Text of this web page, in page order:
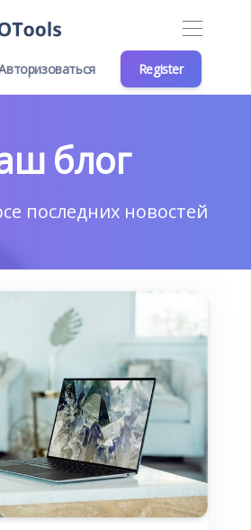
Register
блог
последних новостей